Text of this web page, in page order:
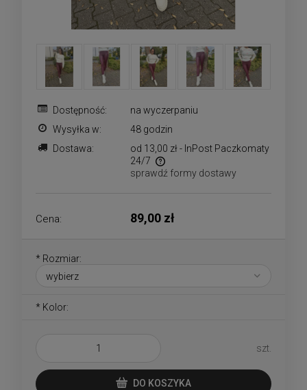
Dostępność:
na wyczerpaniu
Wysyłka w:
48 godzin
Dostawa:
od 13,00 zł - InPost Paczkomaty
24/7
Cena nie zawiera ewentualnych kosztów płatności
sprawdź formy dostawy
Cena: 89,00 zł
* Rozmiar:
* Kolor:
szt.
DO KOSZYKA